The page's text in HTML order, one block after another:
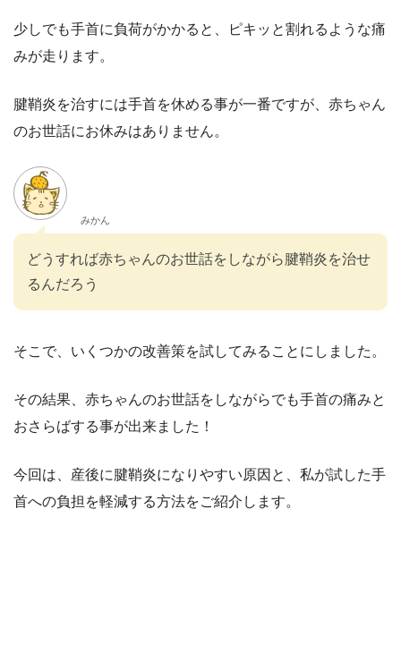
少しでも手首に負荷がかかると、ピキッと割れるような痛
みが走ります。
腱鞘炎を治すには手首を休める事が一番ですが、赤ちゃん
のお世話にお休みはありません。
みかん
どうすれば赤ちゃんのお世話をしながら腱鞘炎を治せ
るんだろう
そこで、いくつかの改善策を試してみることにしました。
その結果、赤ちゃんのお世話をしながらでも手首の痛みと
おさらばする事が出来ました！
今回は、産後に腱鞘炎になりやすい原因と、私が試した手
首への負担を軽減する方法をご紹介します。